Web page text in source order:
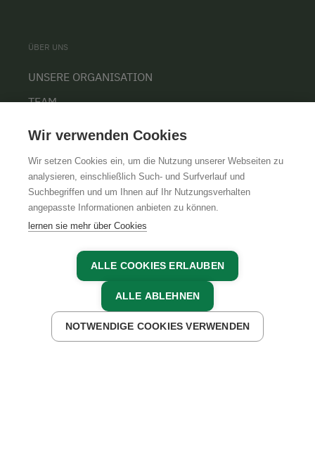
JETZT ANFRAGEN JETZT BUCHEN
ÜBER UNS
UNSERE ORGANISATION
TEAM
KARRIERE
AGBIMPRESSUMDATENSCHUTZ
Wir verwenden Cookies
Wir setzen Cookies ein, um die Nutzung unserer Webseiten zu
analysieren, einschließlich Such- und Surfverlauf und
Suchbegriffen und um Ihnen auf Ihr Nutzungsverhalten
angepasste Informationen anbieten zu können.
lernen sie mehr über Cookies
ALLE COOKIES ERLAUBEN
ALLE ABLEHNEN
NOTWENDIGE COOKIES VERWENDEN